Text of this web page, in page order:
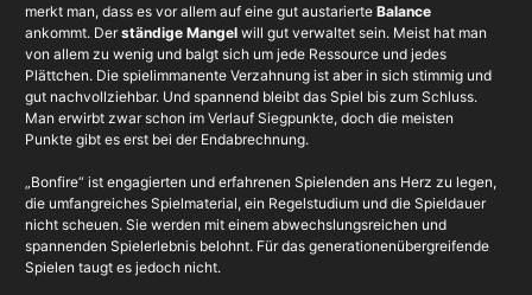
merkt man, dass es vor allem auf eine gut austarierte Balance
ankommt. Derständige Mangelwill gut verwaltet sein. Meist hat man
von allem zu wenig und balgt sich um jede Ressource und jedes
Plättchen. Die spielimmanente Verzahnung ist aber in sich stimmig und
gut nachvollziehbar. Und spannend bleibt das Spiel bis zum Schluss.
Man erwirbt zwar schon im Verlauf Siegpunkte, doch die meisten
Punkte gibt es erst bei der Endabrechnung.
„Bonfire“ ist engagierten und erfahrenen Spielenden ans Herz zu legen,
die umfangreiches Spielmaterial, ein Regelstudium und die Spieldauer
nicht scheuen. Sie werden mit einem abwechslungsreichen und
spannenden Spielerlebnis belohnt. Für das generationenübergreifende
Spielen taugt es jedoch nicht.